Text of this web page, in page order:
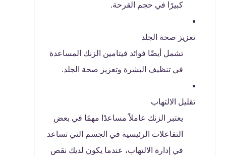
كبيرًا في حجم القرحة.
تعزيز صحة الجلد
تشمل أيضًا فوائد فيتامين الزنك المساعدة
في تنظيف البشرة وتعزيز صحة الجلد.
تقليل الالتهاب
يعتبر الزنك عاملاً مساعدًا مهمًا في بعض
التفاعلات الرئيسية في الجسم التي تساعد
في إدارة الالتهاب، عندما يكون لديك نقص